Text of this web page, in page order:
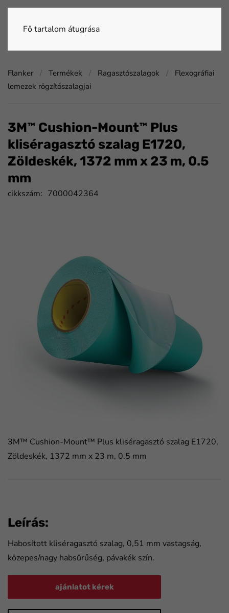
Fő tartalom átugrása
Flanker Termékek Ragasztószalagok
Flexográfiai
lemezek rögzítőszalagjai
3M™ Cushion-Mount™ Plus
kliséragasztó szalag E1720,
Zöldeskék, 1372 mm x 23 m, 0.5
mm
cikkszám: 7000042364
3M™ Cushion-Mount™ Plus kliséragasztó szalag E1720,
Zöldeskék, 1372 mm x 23 m, 0.5 mm
Leírás:
Habosított kliséragasztó szalag, 0,51 mm vastagság,
közepes/nagy habsűrűség, pávakék szín.
ajánlatot kérek